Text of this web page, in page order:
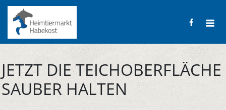
JETZT DIE TEICHOBERFLÄCHE
SAUBER HALTEN